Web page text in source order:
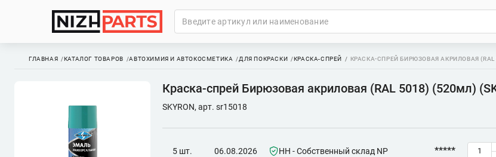
ГЛАВНАЯ КАТАЛОГ ТОВАРОВ АВТОХИМИЯ И АВТОКОСМЕТИКА ДЛЯ ПОКРАСКИ КРАСКА-СПРЕЙ КРАСКА-СПРЕЙ БИРЮЗОВАЯ АКРИЛОВАЯ (RAL
Краска-спрей Бирюзовая акриловая (RAL 5018) (520мл)
SKYRON, арт. sr15018
5 шт. 06.08.2026 НН - Собственный склад NP *****